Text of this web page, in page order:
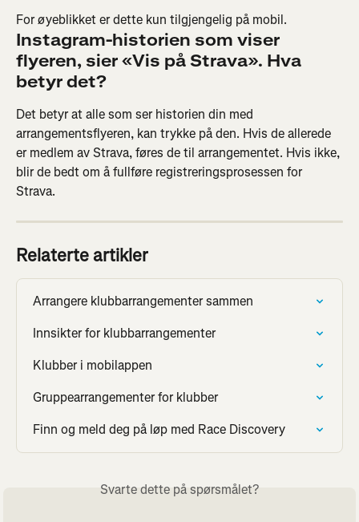
For øyeblikket er dette kun tilgjengelig på mobil.
Instagram-historien som viser
flyeren, sier «Vis på Strava». Hva
betyr det?
Det betyr at alle som ser historien din med
arrangementsflyeren, kan trykke på den. Hvis de allerede
er medlem av Strava, føres de til arrangementet. Hvis ikke,
blir de bedt om å fullføre registreringsprosessen for
Strava.
Relaterte artikler
Arrangere klubbarrangementer sammen
Innsikter for klubbarrangementer
Klubber i mobilappen
Gruppearrangementer for klubber
Finn og meld deg på løp med Race Discovery
Svarte dette på spørsmålet?